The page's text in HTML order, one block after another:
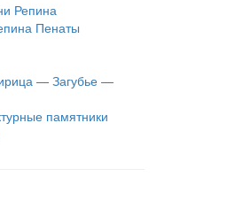
Репина
Пенаты
— Загубье —
памятники